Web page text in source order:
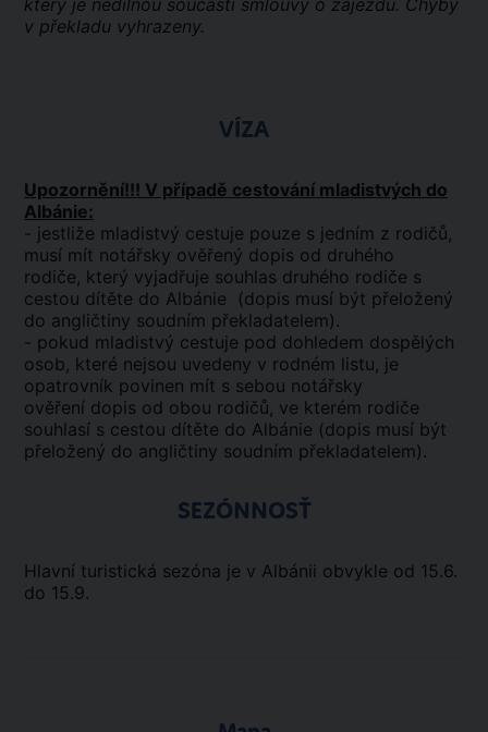
který je nedílnou součástí smlouvy o zájezdu. Chyby
v překladu vyhrazeny.
VÍZA
Upozornění!!! V případě cestování mladistvých do
Albánie:
- jestliže mladistvý cestuje pouze s jedním z rodičů,
musí mít notářsky ověřený dopis od druhého
rodiče, který vyjadřuje souhlas druhého rodiče s
cestou dítěte do Albánie (dopis musí být přeložený
do angličtiny soudním překladatelem).
- pokud mladistvý cestuje pod dohledem dospělých
osob, které nejsou uvedeny v rodném listu, je
opatrovník povinen mít s sebou notářsky
ověření dopis od obou rodičů, ve kterém rodiče
souhlasí s cestou dítěte do Albánie (dopis musí být
přeložený do angličtiny soudním překladatelem).
SEZÓNNOSŤ
Hlavní turistická sezóna je v Albánii obvykle od 15.6.
do 15.9.